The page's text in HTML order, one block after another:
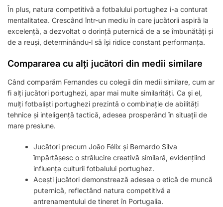
În plus, natura competitivă a fotbalului portughez i-a conturat
mentalitatea. Crescând într-un mediu în care jucătorii aspiră la
excelență, a dezvoltat o dorință puternică de a se îmbunătăți și
de a reuși, determinându-l să își ridice constant performanța.
Compararea cu alți jucători din medii similare
Când comparăm Fernandes cu colegii din medii similare, cum ar
fi alți jucători portughezi, apar mai multe similarități. Ca și el,
mulți fotbaliști portughezi prezintă o combinație de abilități
tehnice și inteligență tactică, adesea prosperând în situații de
mare presiune.
Jucători precum João Félix și Bernardo Silva
împărtășesc o strălucire creativă similară, evidențiind
influența culturii fotbalului portughez.
Acești jucători demonstrează adesea o etică de muncă
puternică, reflectând natura competitivă a
antrenamentului de tineret în Portugalia.